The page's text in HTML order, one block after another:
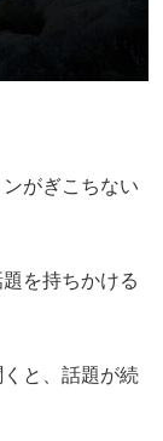
がぎこちない
を持ちかける
と、話題が続